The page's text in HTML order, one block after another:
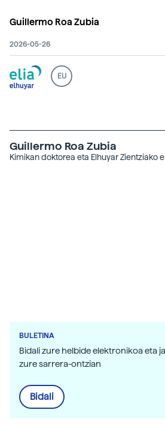
Guillermo Roa Zubia
2026-05-26
EU
Guillermo Roa Zubia
Kimikan doktorea eta Elhuyar Zientziako
BULETINA
Bidali zure helbide elektronikoa eta
zure sarrera-ontzian
Bidali